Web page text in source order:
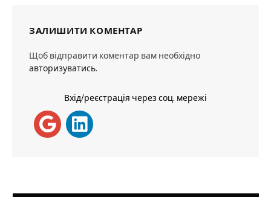
ЗАЛИШИТИ КОМЕНТАР
Щоб відправити коментар вам необхідно
авторизуватись.
Вхід/реєстрація через соц. мережі